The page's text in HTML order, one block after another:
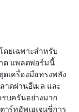
ดยเฉพาะสำหรับ
ด แพลตฟอร์มนี้
เครื่องมือทรงพลัง
าดผ่านอีเมล และ
บครันอย่างมาก
ร์ทอัพเอเจนซี่การ